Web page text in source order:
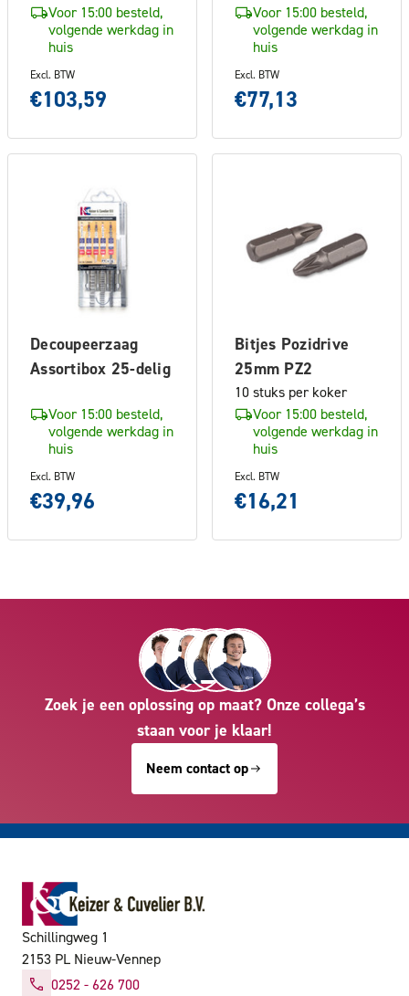
Voor 15:00 besteld,
volgende werkdag in
huis
Excl. BTW
€103,59
Voor 15:00 besteld,
volgende werkdag in
huis
Excl. BTW
€77,13
Decoupeerzaag
Assortibox 25-delig
Voor 15:00 besteld,
volgende werkdag in
huis
Excl. BTW
€39,96
Bitjes Pozidrive
25mm PZ2
10 stuks per koker
Voor 15:00 besteld,
volgende werkdag in
huis
Excl. BTW
€16,21
Zoek je een oplossing op maat? Onze collega’s
staan voor je klaar!
Neem contact op
Schillingweg 1
2153 PL Nieuw-Vennep
0252 - 626 700